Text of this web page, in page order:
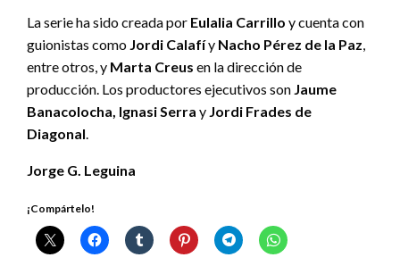
La serie ha sido creada por Eulalia Carrillo y cuenta con
guionistas como Jordi Calafíy Nacho Pérez de la Paz,
entre otros, y Marta Creus en la dirección de
producción. Los productores ejecutivos son Jaume
Banacolocha, Ignasi Serra y Jordi Frades de
Diagonal.
Jorge G. Leguina
¡Compártelo!